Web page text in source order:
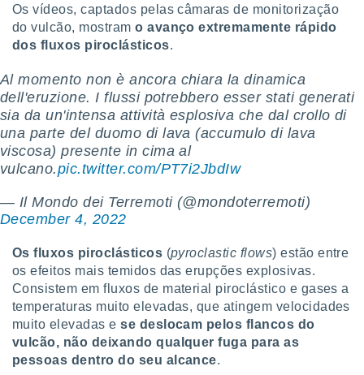
a
cookies,
a
caso,
de que
para
não
o
ou
Pode
de
ao
Os vídeos, captados pelas câmaras de monitorização
do vulcão, mostram o avanço extremamente rápido
dos fluxos piroclásticos.
Al momento non è ancora chiara la dinamica
dell'eruzione. I flussi potrebbero esser stati generati
sia da un'intensa attività esplosiva che dal crollo di
una parte del duomo di lava (accumulo di lava
viscosa) presente in cima al
vulcano.pic.twitter.com/PT7i2JbdIw
— Il Mondo dei Terremoti (@mondoterremoti)
December 4, 2022
Os fluxos piroclásticos (pyroclastic flows) estão entre
os efeitos mais temidos das erupções explosivas.
Consistem em fluxos de material piroclástico e gases a
temperaturas muito elevadas, que atingem velocidades
muito elevadas ese deslocam pelos flancos do
vulcão, não deixando qualquer fuga para as
pessoas dentro do seu alcance.